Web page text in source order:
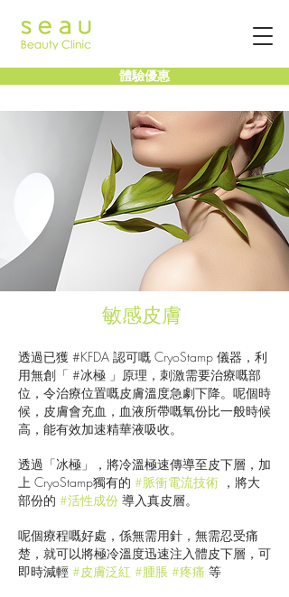
體驗優惠
敏感皮膚
透過已獲 #KFDA 認可嘅 CryoStamp 儀器，利
用無創「 #冰極 」原理，刺激需要治療嘅部
位，令治療位置嘅皮膚溫度急劇下降。呢個時
候，皮膚會充血，血液所帶嘅氧份比一般時候
高，能有效加速精華液吸收。
透過「冰極」，將冷溫極速傳導至皮下層，加
上 CryoStamp獨有的 #脈衝電流技術 ，將大
部份的 #活性成份 導入真皮層。
呢個療程嘅好處，係無需用針，無需忍受痛
楚，就可以將極冷溫度迅速注入體皮下層，可
即時減輕 #皮膚泛紅 #腫脹 #疼痛 等